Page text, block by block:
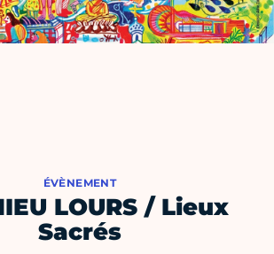
ÉVÈNEMENT
LOURS / Lieux
Sacrés